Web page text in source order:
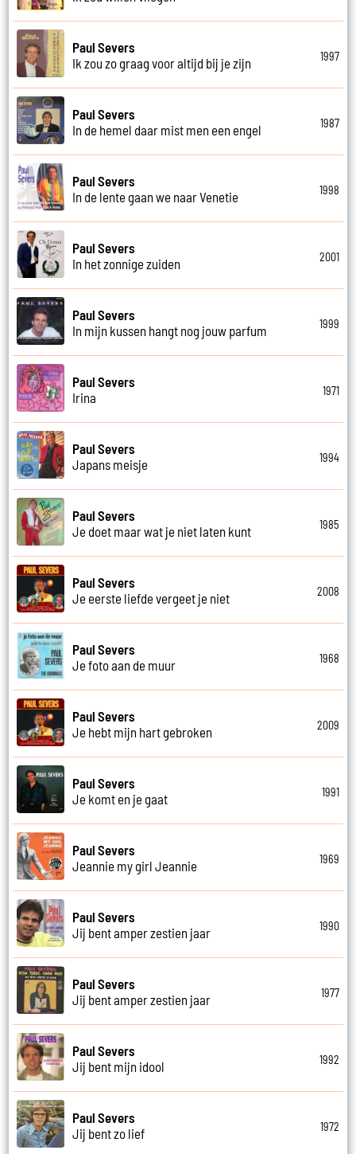
Paul Severs
Ik zou zo graag voor altijd bij je zijn
1997
Paul Severs
In de hemel daar mist men een engel
1987
Paul Severs
In de lente gaan we naar Venetie
1998
Paul Severs
In het zonnige zuiden
2001
Paul Severs
In mijn kussen hangt nog jouw parfum
1999
Paul Severs
Irina
1971
Paul Severs
Japans meisje
1994
Paul Severs
Je doet maar wat je niet laten kunt
1985
Paul Severs
Je eerste liefde vergeet je niet
2008
Paul Severs
Je foto aan de muur
1968
Paul Severs
Je hebt mijn hart gebroken
2009
Paul Severs
Je komt en je gaat
1991
Paul Severs
Jeannie my girl Jeannie
1969
Paul Severs
Jij bent amper zestien jaar
1990
Paul Severs
Jij bent amper zestien jaar
1977
Paul Severs
Jij bent mijn idool
1992
Paul Severs
Jij bent zo lief
1972